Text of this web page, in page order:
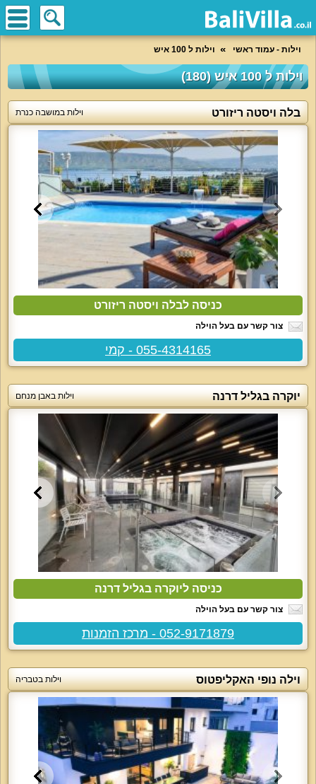
וילות - עמוד ראשי וילות ל 100 איש
וילות ל 100 איש (180)
בלה ויסטה ריזורט וילות במושבה כנרת
כניסה לבלה ויסטה ריזורט
צור קשר עם בעל הוילה
055-4314165 - קמי
יוקרה בגליל דרנה וילות באבן מנחם
כניסה ליוקרה בגליל דרנה
צור קשר עם בעל הוילה
052-9171879 - מרכז הזמנות
וילה נופי האקליפטוס וילות בטבריה